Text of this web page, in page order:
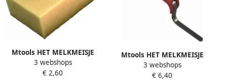
Mtools HET MELKMEISJE
Spons Hydro 140x110x70 |
3 webshops
€ 2,60
Mtools HET MELKMEISJE
Stootvoegspijker softgrip
50x10mm |
3 webshops
€ 6,40